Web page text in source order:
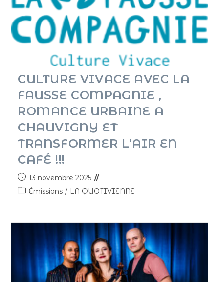
CULTURE VIVACE AVEC LA
FAUSSE COMPAGNIE ,
ROMANCE URBAINE A
CHAUVIGNY ET
TRANSFORMER L’AIR EN
CAFÉ !!!
13 novembre 2025
Émissions / LA QUOTIVIENNE